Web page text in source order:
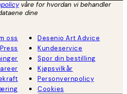
våre for hvordan vi behandler
dine
oss
Press
Desenio Art Advice
Kundeservice
Spor din bestilling
Kjøpsvilkår
Personvernpolicy
Cookies